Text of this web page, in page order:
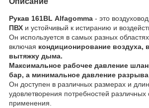
Рукав 161BL Alfagomma - это
ПВХ и устойчивый к истиранию и
Он используется в самых разных
включая кондиционирование воздуха,
вытяжку дыма.
Максимальное рабочее давление
бар, а минимальное давление разрыва
Он доступен в различных размерах и
удовлетворения потребностей различных
применения.